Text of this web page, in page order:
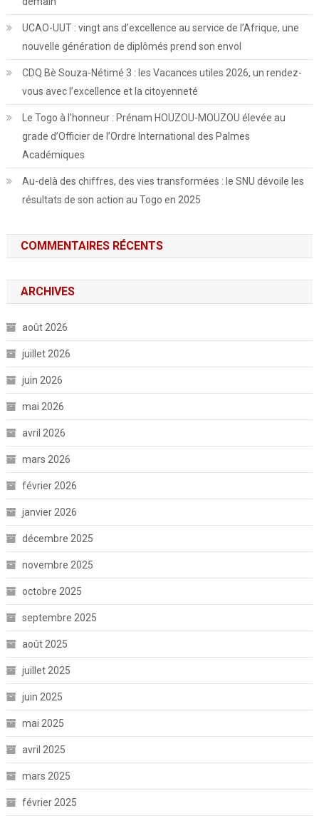
UCAO-UUT : vingt ans d’excellence au service de l’Afrique, une
nouvelle génération de diplômés prend son envol
CDQ Bè Souza-Nétimé 3 : les Vacances utiles 2026, un rendez-
vous avec l’excellence et la citoyenneté
Le Togo à l’honneur : Prénam HOUZOU-MOUZOU élevée au
grade d’Officier de l’Ordre International des Palmes
Académiques
Au-delà des chiffres, des vies transformées : le SNU dévoile les
résultats de son action au Togo en 2025
COMMENTAIRES RÉCENTS
ARCHIVES
août 2026
juillet 2026
juin 2026
mai 2026
avril 2026
mars 2026
février 2026
janvier 2026
décembre 2025
novembre 2025
octobre 2025
septembre 2025
août 2025
juillet 2025
juin 2025
mai 2025
avril 2025
mars 2025
février 2025